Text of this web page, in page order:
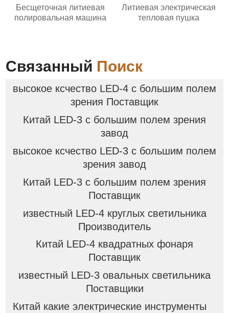
Бесщеточная литиевая
полировальная машина
Литиевая электрическая
тепловая пушка
Связанный Поиск
высокое ксчество LED-4 с большим полем
зрения Поставщик
Китай LED-3 с большим полем зрения
завод
высокое ксчество LED-3 с большим полем
зрения завод
Китай LED-3 с большим полем зрения
Поставщик
известный LED-4 круглых светильника
Производитель
Китай LED-4 квадратных фонаря
Поставщик
известный LED-3 овальных светильника
Поставщики
Китай какие электрические инструменты